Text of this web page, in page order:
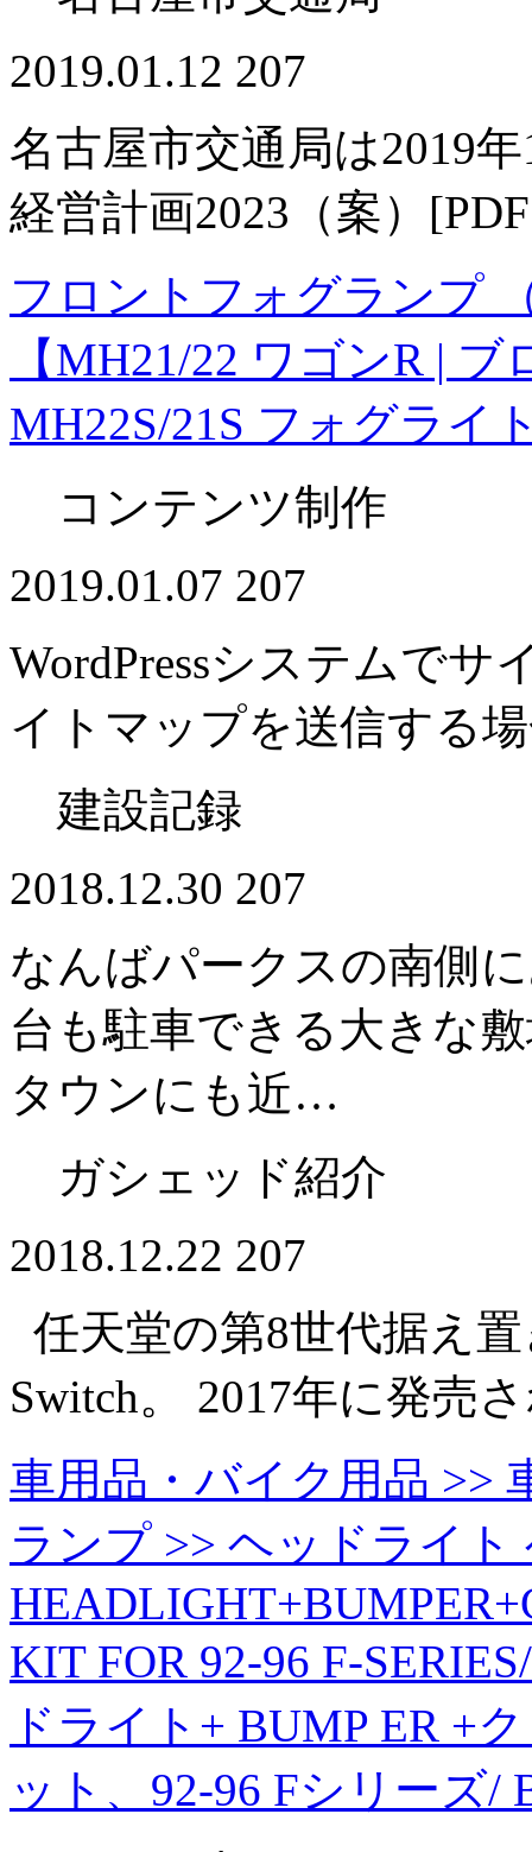
2019.01.12 207
名古屋市交通局は2019
経営計画2023（案）
フロントフォグランプ
【MH21/22 ワゴンR |
MH22S/21S フォグライ
コンテンツ制作
2019.01.07 207
WordPressシステムでサ
イトマップを送信する
建設記録
2018.12.30 207
なんばパークスの南側
台も駐車できる大きな
タウンにも近…
ガシェッド紹介
2018.12.22 207
任天堂の第8世代据え
Switch。 2017年に発売
車用品・バイク用品 >>
ランプ >> ヘッドライ
KIT FOR 92-96 F-
ドライト+ BUMP ER +
ット、92-96 Fシリーズ/